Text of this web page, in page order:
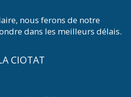
nous ferons de notre
dans les meilleurs délais.
CIOTAT